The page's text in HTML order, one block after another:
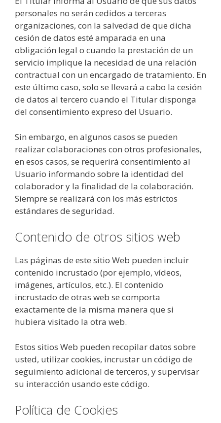
personales no serán cedidos a terceras
organizaciones, con la salvedad de que dicha
cesión de datos esté amparada en una
obligación legal o cuando la prestación de un
servicio implique la necesidad de una relación
contractual con un encargado de tratamiento. En
este último caso, solo se llevará a cabo la cesión
de datos al tercero cuando el Titular disponga
del consentimiento expreso del Usuario.
Sin embargo, en algunos casos se pueden
realizar colaboraciones con otros profesionales,
en esos casos, se requerirá consentimiento al
Usuario informando sobre la identidad del
colaborador y la finalidad de la colaboración.
Siempre se realizará con los más estrictos
estándares de seguridad.
Contenido de otros sitios web
Las páginas de este sitio Web pueden incluir
contenido incrustado (por ejemplo, vídeos,
imágenes, artículos, etc.). El contenido
incrustado de otras web se comporta
exactamente de la misma manera que si
hubiera visitado la otra web.
Estos sitios Web pueden recopilar datos sobre
usted, utilizar cookies, incrustar un código de
seguimiento adicional de terceros, y supervisar
su interacción usando este código.
Política de Cookies